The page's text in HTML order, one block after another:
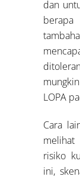
dan
LOPA
Cara
risiko
ini,